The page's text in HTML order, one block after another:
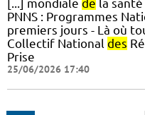
[...] mondiale de la
PNNS : Programmes
premiers jours - Là où
Collectif National des
Prise
25/06/2026 17:40